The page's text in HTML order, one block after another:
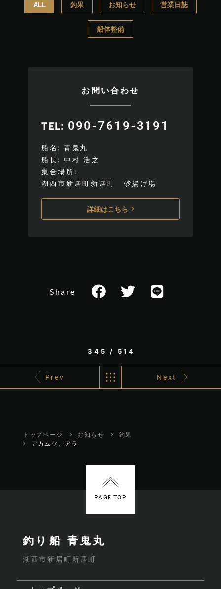
ALL 釣果 お知らせ 営業日誌
船体整備
お問い合わせ
TEL 090-7619-3191
船名
青鬼丸
船長
中村 浩之
集合場所
湖西市新居町新居町 砂揚げ場
詳細はこちら
Share
345 / 514
Prev Next
トップページ お知らせ
釣果
アカムツ、アラ
PAGE TOP
釣り船 青鬼丸
湖西市新居町新居町